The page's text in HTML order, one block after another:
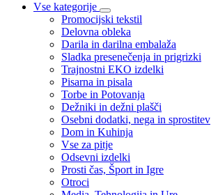
Vse kategorije
Promocijski tekstil
Delovna obleka
Darila in darilna embalaža
Sladka presenečenja in prigrizki
Trajnostni EKO izdelki
Pisarna in pisala
Torbe in Potovanja
Dežniki in dežni plašči
Osebni dodatki, nega in sprostitev
Dom in Kuhinja
Vse za pitje
Odsevni izdelki
Prosti čas, Šport in Igre
Otroci